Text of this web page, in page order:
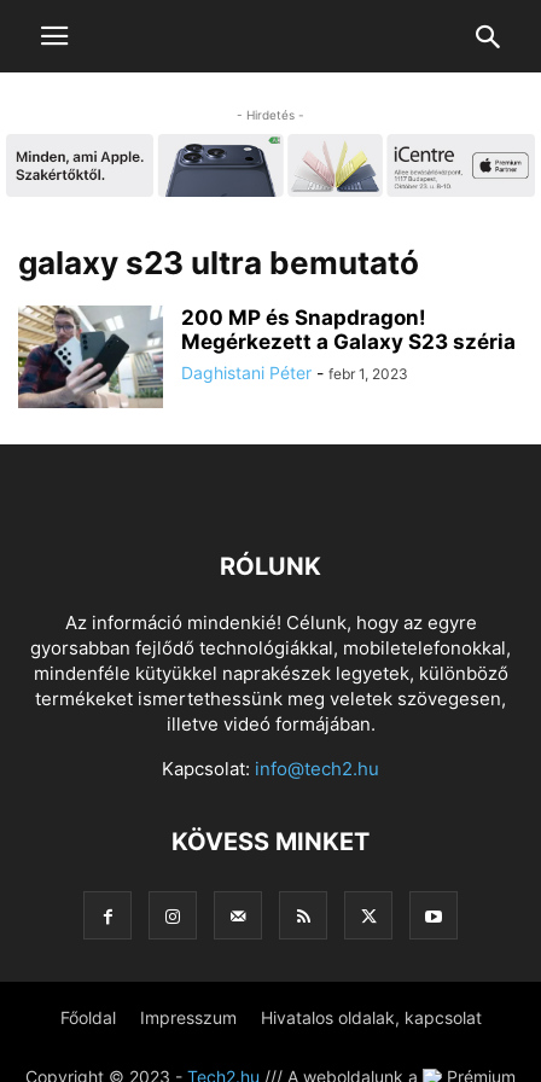
- Hirdetés -
galaxy s23 ultra bemutató
200 MP és Snapdragon!
Megérkezett a Galaxy S23 széria
Daghistani Péter - febr 1, 2023
RÓLUNK
Az információ mindenkié! Célunk, hogy az egyre
gyorsabban fejlődő technológiákkal, mobiletelefonokkal,
mindenféle kütyükkel naprakészek legyetek, különböző
termékeket ismertethessünk meg veletek szövegesen,
illetve videó formájában.
Kapcsolat: info@tech2.hu
KÖVESS MINKET
Főoldal Impresszum Hivatalos oldalak, kapcsolat
Copyright © 2023 - Tech2.hu /// A weboldalunk a Prémium